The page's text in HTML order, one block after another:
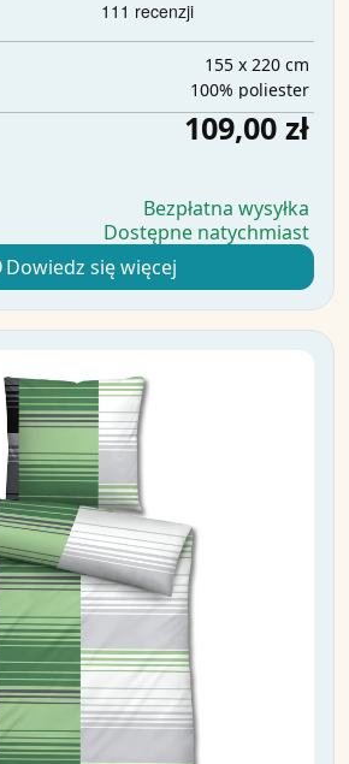
155 x 220 cm
100% poliester
109,00 zł
Bezpłatna wysyłka
Dostępne natychmiast
Dowiedz się więcej